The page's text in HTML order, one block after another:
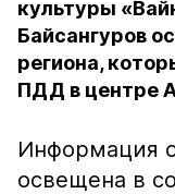
культуры
Байсангуров
региона,
ПДД в центре
Информация
освещена в